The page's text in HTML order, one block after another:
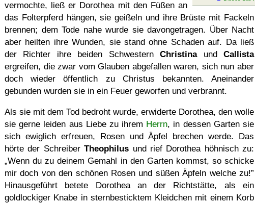
vermochte, ließ er Dorothea mit den Füßen an
das Folterpferd hängen, sie geißeln und ihre Brüste mit Fackeln
brennen; dem Tode nahe wurde sie davongetragen. Über Nacht
aber heilten ihre Wunden, sie stand ohne Schaden auf. Da ließ
der Richter ihre beiden SchwesternChristinaundCallista
ergreifen, die zwar vom Glauben abgefallen waren, sich nun aber
doch wieder öffentlich zu Christus bekannten. Aneinander
gebunden wurden sie in ein Feuer geworfen und verbrannt.
Als sie mit dem Tod bedroht wurde, erwiderte Dorothea, den wolle
sie gerne leiden aus Liebe zu ihrem Herrn, in dessen Garten sie
sich ewiglich erfreuen, Rosen und Äpfel brechen werde. Das
hörte der SchreiberTheophilus und rief Dorothea höhnisch zu:
Wenn du zu deinem Gemahl in den Garten kommst, so schicke
mir doch von den schönen Rosen und süßen Äpfeln welche zu!
Hinausgeführt betete Dorothea an der Richtstätte, als ein
goldlockiger Knabe in sternbesticktem Kleidchen mit einem Korb